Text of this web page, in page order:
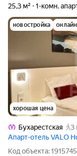
25,3 м² 1-комн.
новостройка
хорошая цена
Бухарестская
3
Апарт-отель VALO
Код объекта: